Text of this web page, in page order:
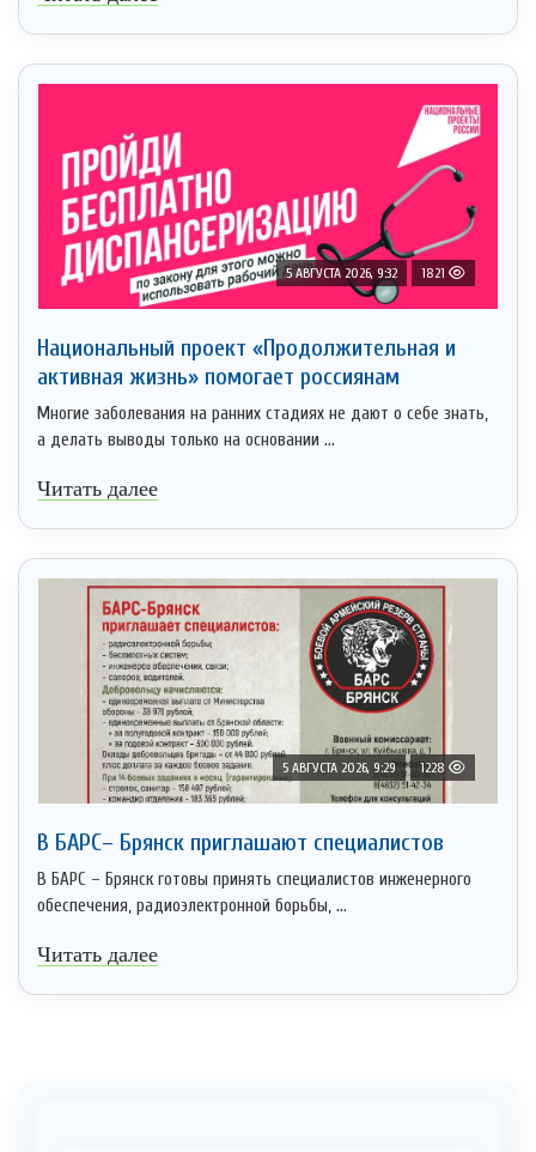
5 АВГУСТА 2026, 9:32 1821
Национальный проект «Продолжительная и
активная жизнь» помогает россиянам
Многие заболевания на ранних стадиях не дают о себе знать,
а делать выводы только на основании ...
Читать далее
5 АВГУСТА 2026, 9:29 1228
В БАРС– Брянcк приглaшают cпециaлистoв
В БАРС – Брянск готовы принять специалистов инженерного
обеспечения, радиоэлектронной борьбы, ...
Читать далее